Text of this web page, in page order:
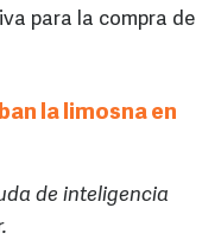
para la compra de
la limosna en
de inteligencia